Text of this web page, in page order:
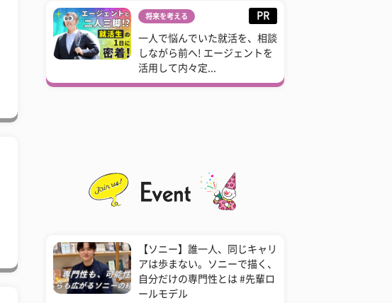
将来を考える PR
一人で悩んでいた就活を、相談
しながら前へ! エージェントを
活用して内々定...
【ソニー】誰一人、同じキャリ
アは歩まない。ソニーで描く、
自分だけの専門性とは #先輩ロ
ールモデル